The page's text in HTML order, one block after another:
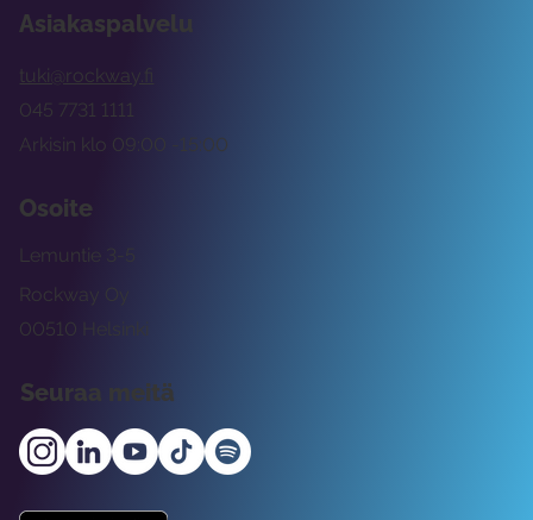
Asiakaspalvelu
tuki@rockway.fi
Arkisin klo 09:00 -15:00
045 7731 1111
Osoite
Rockway Oy
Lemuntie 3-5
00510 Helsinki
Seuraa meitä